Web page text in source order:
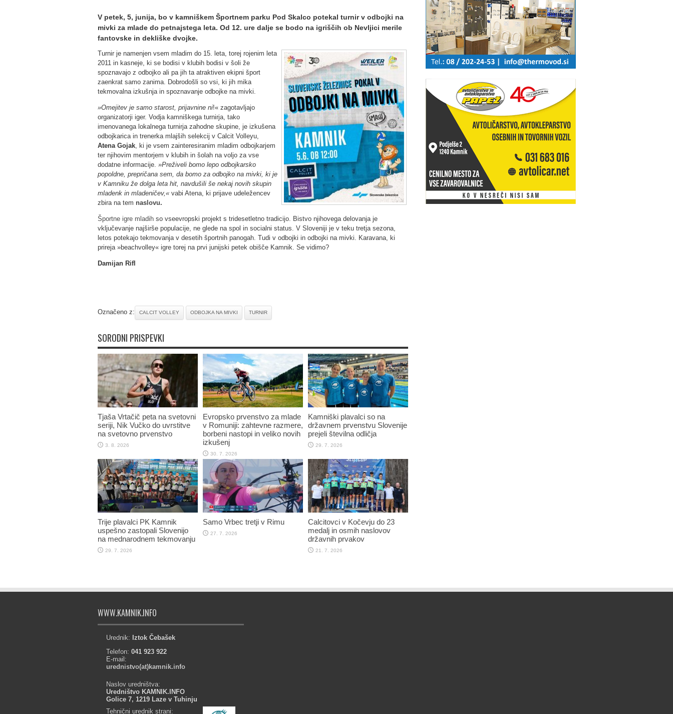
V petek, 5, junija, bo v kamniškem Športnem parku Pod Skalco potekal turnir v odbojki na
mivki za mlade do petnajstega leta. Od 12. ure dalje se bodo na igriščih ob Nevljici merile
fantovske in dekliške dvojke.
Turnir je namenjen vsem mladim do 15. leta, torej rojenim leta
2011 in kasneje, ki se bodisi v klubih bodisi v šoli že
spoznavajo z odbojko ali pa jih ta atraktiven ekipni šport
zaenkrat samo zanima. Dobrodošli so vsi, ki jih mika
tekmovalna izkušnja in spoznavanje odbojke na mivki.
»Omejitev je samo starost, prijavnine ni!« zagotavljajo
organizatorji iger. Vodja kamniškega turnirja, tako
imenovanega lokalnega turnirja zahodne skupine, je izkušena
odbojkarica in trenerka mlajših selekcij v Calcit Volleyu,
Atena Gojak, ki je vsem zainteresiranim mladim odbojkarjem
ter njihovim mentorjem v klubih in šolah na voljo za vse
dodatne informacije. »Preživeli bomo lepo odbojkarsko
popoldne, prepričana sem, da bomo za odbojko na mivki, ki je
v Kamniku že dolga leta hit, navdušili še nekaj novih skupin
mladenk in mladeničev,«vabi Atena, ki prijave udeležencev
zbira na tem naslovu.
Športne igre mladihso vseevropski projekt s tridesetletno tradicijo. Bistvo njihovega delovanja je
vključevanje najširše populacije, ne glede na spol in socialni status. V Sloveniji je v teku tretja sezona,
letos potekajo tekmovanja v desetih športnih panogah. Tudi v odbojki in odbojki na mivki. Karavana, ki
prireja »beachvolley« igre torej na prvi junijski petek obišče Kamnik. Se vidimo?
Damijan Rifl
Označeno z: CALCIT VOLLEY ODBOJKA NA MIVKI TURNIR
SORODNI PRISPEVKI
Tjaša Vrtačič peta na svetovni
seriji, Nik Vučko do uvrstitve
na svetovno prvenstvo
3. 8. 2026
Evropsko prvenstvo za mlade
v Romuniji: zahtevne razmere,
borbeni nastopi in veliko novih
izkušenj
30. 7. 2026
Kamniški plavalci so na
državnem prvenstvu Slovenije
prejeli številna odličja
29. 7. 2026
Trije plavalci PK Kamnik
uspešno zastopali Slovenijo
na mednarodnem tekmovanju
29. 7. 2026
Samo Vrbec tretji v Rimu
27. 7. 2026
Calcitovci v Kočevju do 23
medalj in osmih naslovov
državnih prvakov
21. 7. 2026
WWW.KAMNIK.INFO
Urednik: Iztok Čebašek
Telefon: 041 923 922
E-mail:
urednistvo(at)kamnik.info
Naslov uredništva:
Uredništvo KAMNIK.INFO
Golice 7, 1219 Laze v Tuhinju
Tehnični urednik strani: